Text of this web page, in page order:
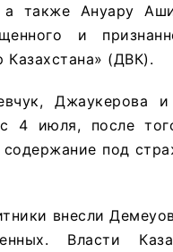
также Ануару
и
(ДВК).
Джаукерова
с 4 июля, после
под
внесли
Власти